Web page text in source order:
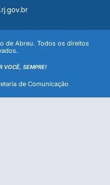
de Abreu. Todos os direitos
VOCÊ, SEMPRE!
de Comunicação